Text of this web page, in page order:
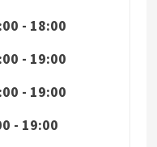
- 18:00
- 19:00
- 19:00
- 19:00